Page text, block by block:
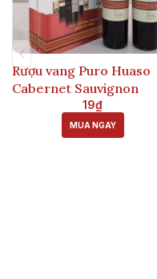
Rượu vang Puro Huaso
Cabernet Sauvignon
19₫
MUA NGAY